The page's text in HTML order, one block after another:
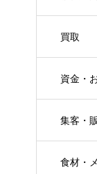
買取
資金・
集客・
食材・